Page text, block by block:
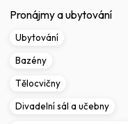
Pronájmy a ubytování
Ubytování
Bazény
Tělocvičny
Divadelní sál a učebny